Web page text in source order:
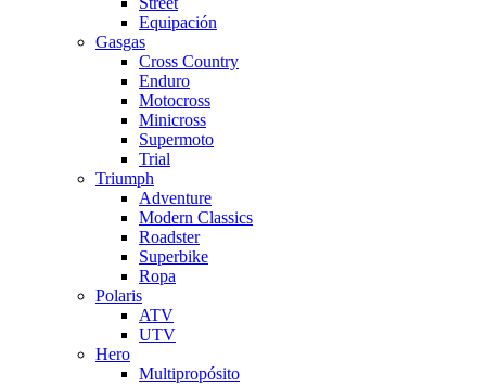
Equipación
Gasgas
Cross Country
Enduro
Motocross
Minicross
Supermoto
Trial
Triumph
Adventure
Modern Classics
Roadster
Superbike
Ropa
Polaris
ATV
UTV
Hero
Multipropósito